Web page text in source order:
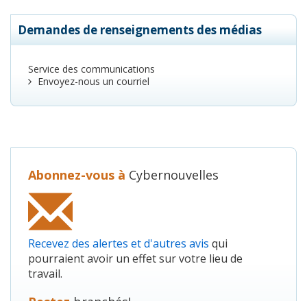
Demandes de renseignements des médias
Service des communications
Envoyez-nous un courriel
Abonnez-vous à Cybernouvelles
Recevez des alertes et d'autres avis qui
pourraient avoir un effet sur votre lieu de
travail.